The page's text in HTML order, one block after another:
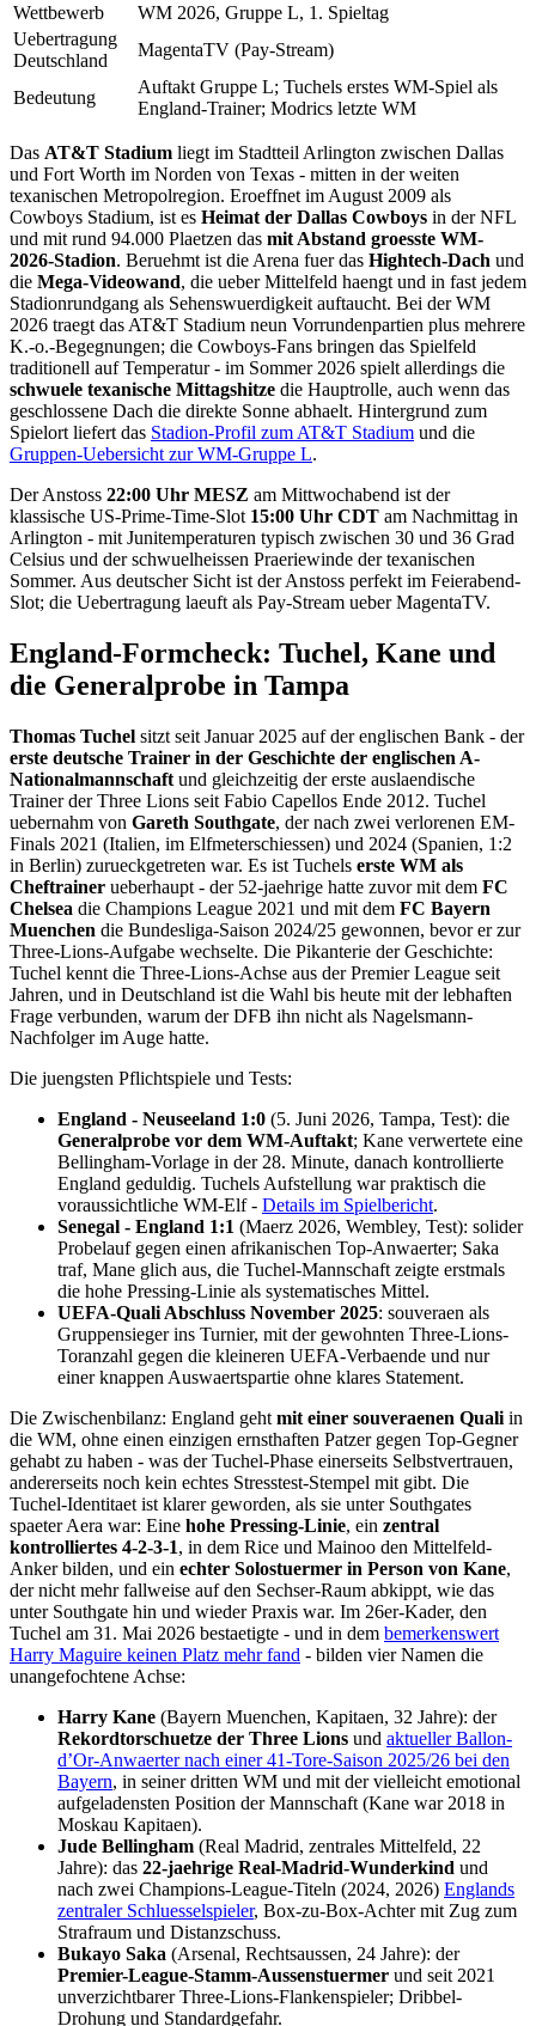
Wettbewerb
WM 2026, Gruppe L, 1. Spieltag
Uebertragung
Deutschland
MagentaTV (Pay-Stream)
Bedeutung
Auftakt Gruppe L; Tuchels erstes WM-Spiel als
England-Trainer; Modrics letzte WM
Das AT&T Stadium liegt im Stadtteil Arlington zwischen Dallas
und Fort Worth im Norden von Texas - mitten in der weiten
texanischen Metropolregion. Eroeffnet im August 2009 als
Cowboys Stadium, ist es Heimat der Dallas Cowboys in der NFL
und mit rund 94.000 Plaetzen das mit Abstand groesste WM-
2026-Stadion. Beruehmt ist die Arena fuer das Hightech-Dach und
die Mega-Videowand, die ueber Mittelfeld haengt und in fast jedem
Stadionrundgang als Sehenswuerdigkeit auftaucht. Bei der WM
2026 traegt das AT&T Stadium neun Vorrundenpartien plus mehrere
K.-o.-Begegnungen; die Cowboys-Fans bringen das Spielfeld
traditionell auf Temperatur - im Sommer 2026 spielt allerdings die
schwuele texanische Mittagshitze die Hauptrolle, auch wenn das
geschlossene Dach die direkte Sonne abhaelt. Hintergrund zum
Spielort liefert das Stadion-Profil zum AT&T Stadium und die
Gruppen-Uebersicht zur WM-Gruppe L.
Der Anstoss 22:00 Uhr MESZ am Mittwochabend ist der
klassische US-Prime-Time-Slot 15:00 Uhr CDT am Nachmittag in
Arlington - mit Junitemperaturen typisch zwischen 30 und 36 Grad
Celsius und der schwuelheissen Praeriewinde der texanischen
Sommer. Aus deutscher Sicht ist der Anstoss perfekt im Feierabend-
Slot; die Uebertragung laeuft als Pay-Stream ueber MagentaTV.
England-Formcheck: Tuchel, Kane und
die Generalprobe in Tampa
Thomas Tuchel sitzt seit Januar 2025 auf der englischen Bank - der
erste deutsche Trainer in der Geschichte der englischen A-
Nationalmannschaft und gleichzeitig der erste auslaendische
Trainer der Three Lions seit Fabio Capellos Ende 2012. Tuchel
uebernahm von Gareth Southgate, der nach zwei verlorenen EM-
Finals 2021 (Italien, im Elfmeterschiessen) und 2024 (Spanien, 1:2
in Berlin) zurueckgetreten war. Es ist Tuchels erste WM als
Cheftrainer ueberhaupt - der 52-jaehrige hatte zuvor mit dem FC
Chelsea die Champions League 2021 und mit dem FC Bayern
Muenchen die Bundesliga-Saison 2024/25 gewonnen, bevor er zur
Three-Lions-Aufgabe wechselte. Die Pikanterie der Geschichte:
Tuchel kennt die Three-Lions-Achse aus der Premier League seit
Jahren, und in Deutschland ist die Wahl bis heute mit der lebhaften
Frage verbunden, warum der DFB ihn nicht als Nagelsmann-
Nachfolger im Auge hatte.
Die jueng­sten Pflichtspiele und Tests:
England - Neuseeland 1:0 (5. Juni 2026, Tampa, Test): die
Generalprobe vor dem WM-Auftakt; Kane verwertete eine
Bellingham-Vorlage in der 28. Minute, danach kontrollierte
England geduldig. Tuchels Aufstellung war praktisch die
voraussichtliche WM-Elf - Details im Spielbericht.
Senegal - England 1:1 (Maerz 2026, Wembley, Test): solider
Probelauf gegen einen afrikanischen Top-Anwaerter; Saka
traf, Mane glich aus, die Tuchel-Mannschaft zeigte erstmals
die hohe Pressing-Linie als systematisches Mittel.
UEFA-Quali Abschluss November 2025: souveraen als
Gruppensieger ins Turnier, mit der gewohnten Three-Lions-
Toranzahl gegen die kleineren UEFA-Verbaende und nur
einer knappen Auswaertspartie ohne klares Statement.
Die Zwischenbilanz: England geht mit einer souveraenen Quali in
die WM, ohne einen einzigen ernsthaften Patzer gegen Top-Gegner
gehabt zu haben - was der Tuchel-Phase einerseits Selbstvertrauen,
andererseits noch kein echtes Stresstest-Stempel mit gibt. Die
Tuchel-Identitaet ist klarer geworden, als sie unter Southgates
spaeter Aera war: Eine hohe Pressing-Linie, ein zentral
kontrolliertes 4-2-3-1, in dem Rice und Mainoo den Mittelfeld-
Anker bilden, und ein echter Solostuermer in Person von Kane,
der nicht mehr fallweise auf den Sechser-Raum abkippt, wie das
unter Southgate hin und wieder Praxis war. Im 26er-Kader, den
Tuchel am 31. Mai 2026 bestaetigte - und in dem bemerkenswert
Harry Maguire keinen Platz mehr fand - bilden vier Namen die
unangefochtene Achse:
Harry Kane (Bayern Muenchen, Kapitaen, 32 Jahre): der
Rekordtorschuetze der Three Lions und aktueller Ballon-
d’Or-Anwaerter nach einer 41-Tore-Saison 2025/26 bei den
Bayern, in seiner dritten WM und mit der vielleicht emotional
aufgeladensten Position der Mannschaft (Kane war 2018 in
Moskau Kapitaen).
Jude Bellingham (Real Madrid, zentrales Mittelfeld, 22
Jahre): das 22-jaehrige Real-Madrid-Wunderkind und
nach zwei Champions-League-Titeln (2024, 2026) Englands
zentraler Schluesselspieler, Box-zu-Box-Achter mit Zug zum
Strafraum und Distanzschuss.
Bukayo Saka (Arsenal, Rechtsaussen, 24 Jahre): der
Premier-League-Stamm-Aussenstuermer und seit 2021
unverzichtbarer Three-Lions-Flankenspieler; Dribbel-
Drohung und Standardgefahr.